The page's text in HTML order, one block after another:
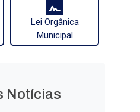
Lei Orgânica
Municipal
Notícias